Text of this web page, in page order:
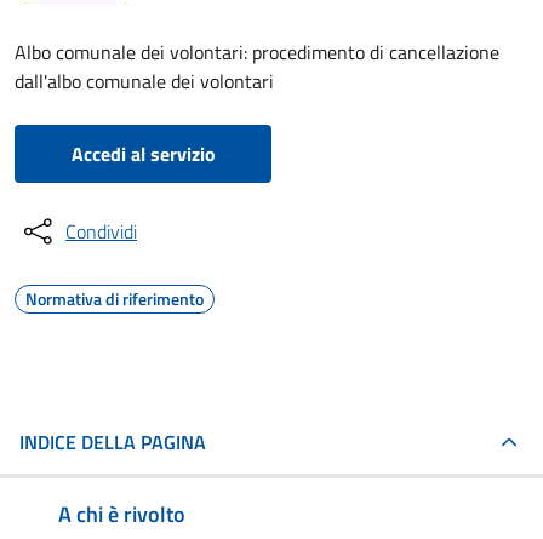
Albo comunale dei volontari: procedimento di cancellazione
dall'albo comunale dei volontari
Accedi al servizio
Condividi
Normativa di riferimento
INDICE DELLA PAGINA
A chi è rivolto